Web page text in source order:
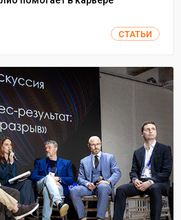
СТАТЬИ